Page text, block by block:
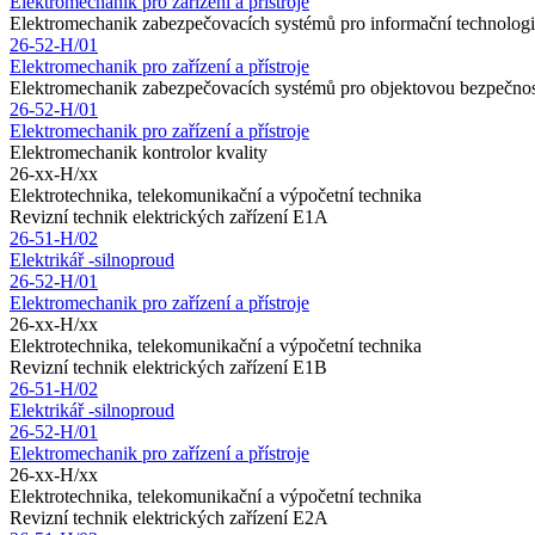
Elektromechanik zabezpečovacích systémů pro informační
26-52-H/01
Elektromechanik pro zařízení a přístroje
Elektromechanik zabezpečovacích systémů pro objektovou
26-52-H/01
Elektromechanik pro zařízení a přístroje
Elektromechanik kontrolor kvality
26-xx-H/xx
Elektrotechnika, telekomunikační a výpočetní technika
Revizní technik elektrických zařízení E1A
26-51-H/02
Elektrikář -silnoproud
26-52-H/01
Elektromechanik pro zařízení a přístroje
26-xx-H/xx
Elektrotechnika, telekomunikační a výpočetní technika
Revizní technik elektrických zařízení E1B
26-51-H/02
Elektrikář -silnoproud
26-52-H/01
Elektromechanik pro zařízení a přístroje
26-xx-H/xx
Elektrotechnika, telekomunikační a výpočetní technika
Revizní technik elektrických zařízení E2A